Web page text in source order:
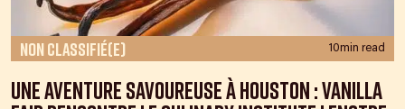
Non classifié(e) 10min read
Une aventure savoureuse à Houston : Vanilla